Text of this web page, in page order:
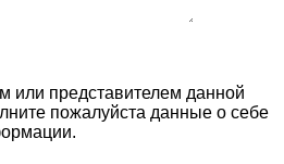
или представителем данной
пожалуйста данные о себе